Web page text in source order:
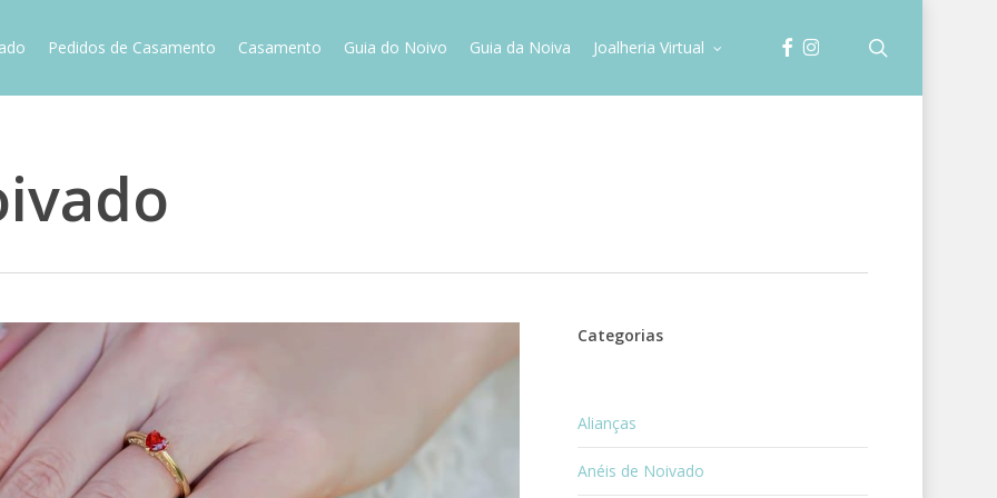
Pedidos de Casamento Casamento Guia do Noivo Guia da Noiva Joalheria Virtual facebookinstagram
Categorias
Alianças
Anéis de Noivado